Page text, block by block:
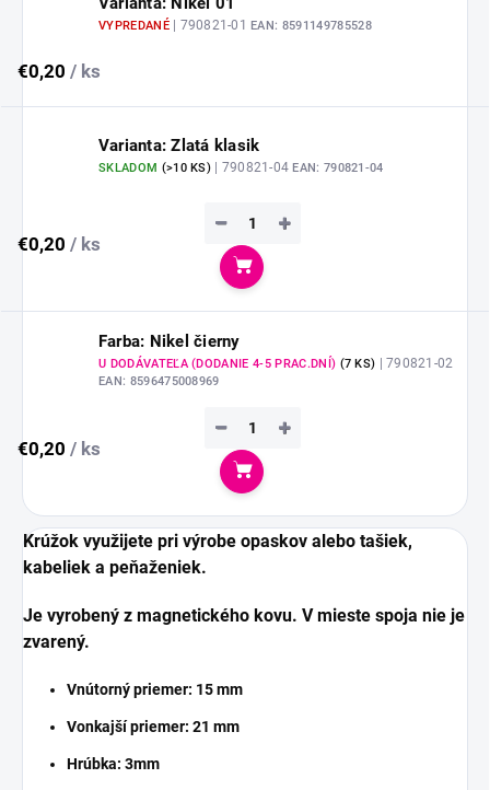
VYPREDANÉ | 790821-01EAN: 8591149785528
€0,20 / ks
Varianta: Zlatá klasik
SKLADOM (>10 KS) | 790821-04EAN: 790821-04
€0,20 / ks
+
−
Do košíka
Farba: Nikel čierny
U DODÁVATEĽA (DODANIE 4-5 PRAC.DNÍ) (7 KS) | 790821-02
EAN: 8596475008969
€0,20 / ks
+
−
Do košíka
Krúžok využijete pri výrobe opaskov alebo tašiek,
kabeliek a peňaženiek.
Je vyrobený z magnetického kovu. V mieste spoja nie je
zvarený.
Vnútorný priemer: 15mm
Vonkajší priemer: 21 mm
Hrúbka: 3mm